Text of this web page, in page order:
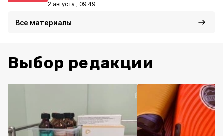
2 августа , 09:49
Все материалы
Выбор редакции